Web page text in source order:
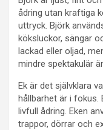
ådring utan kraftiga
uttryck. Björk
köksluckor, sängar
lackad eller oljad,
mindre spektakulär
Ek är det självklara
hållbarhet är i fokus.
livfull ådring. Eken
trappor, dörrar och